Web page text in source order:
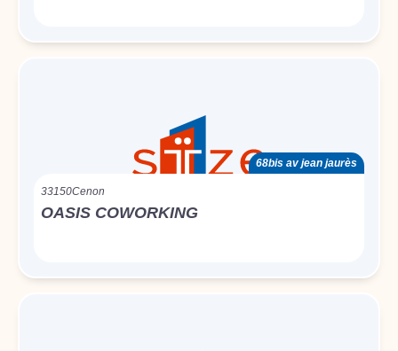
68bis av jean jaurès
33150Cenon
OASIS COWORKING